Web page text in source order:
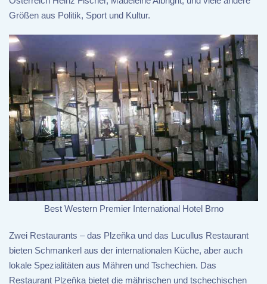
Größen aus Politik, Sport und Kultur.
Best Western Premier International Hotel Brno
Zwei Restaurants – das Plzeňka und das Lucullus Restaurant
bieten Schmankerl aus der internationalen Küche, aber auch
lokale Spezialitäten aus Mähren und Tschechien. Das
Restaurant Plzeňka bietet die mährischen und tschechischen